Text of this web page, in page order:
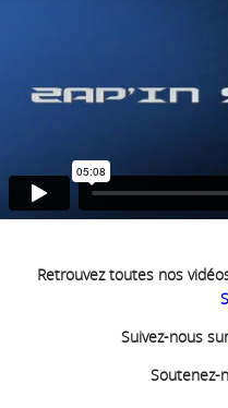
Retrouvez toutes nos
Suivez-nous
Soutenez-